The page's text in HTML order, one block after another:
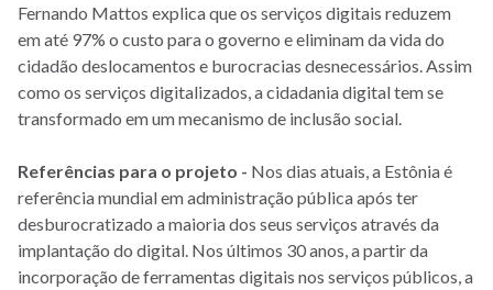
Fernando Mattos explica que os serviços digitais reduzem
em até 97% o custo para o governo e eliminam da vida do
cidadão deslocamentos e burocracias desnecessários. Assim
como os serviços digitalizados, a cidadania digital tem se
transformado em um mecanismo de inclusão social.
Referências para o projeto - Nos dias atuais, a Estônia é
referência mundial em administração pública após ter
desburocratizado a maioria dos seus serviços através da
implantação do digital. Nos últimos 30 anos, a partir da
incorporação de ferramentas digitais nos serviços públicos, a